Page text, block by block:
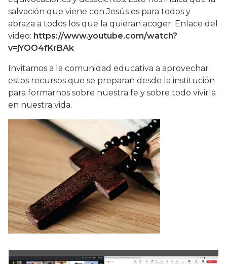
salvación que viene con Jesús es para todos y
abraza a todos los que la quieran acoger. Enlace del
video: https://www.youtube.com/watch?
v=jYOO4fKrBAk
Invitamos a la comunidad educativa a aprovechar
estos recursos que se preparan desde la institución
para formarnos sobre nuestra fe y sobre todo vivirla
en nuestra vida.